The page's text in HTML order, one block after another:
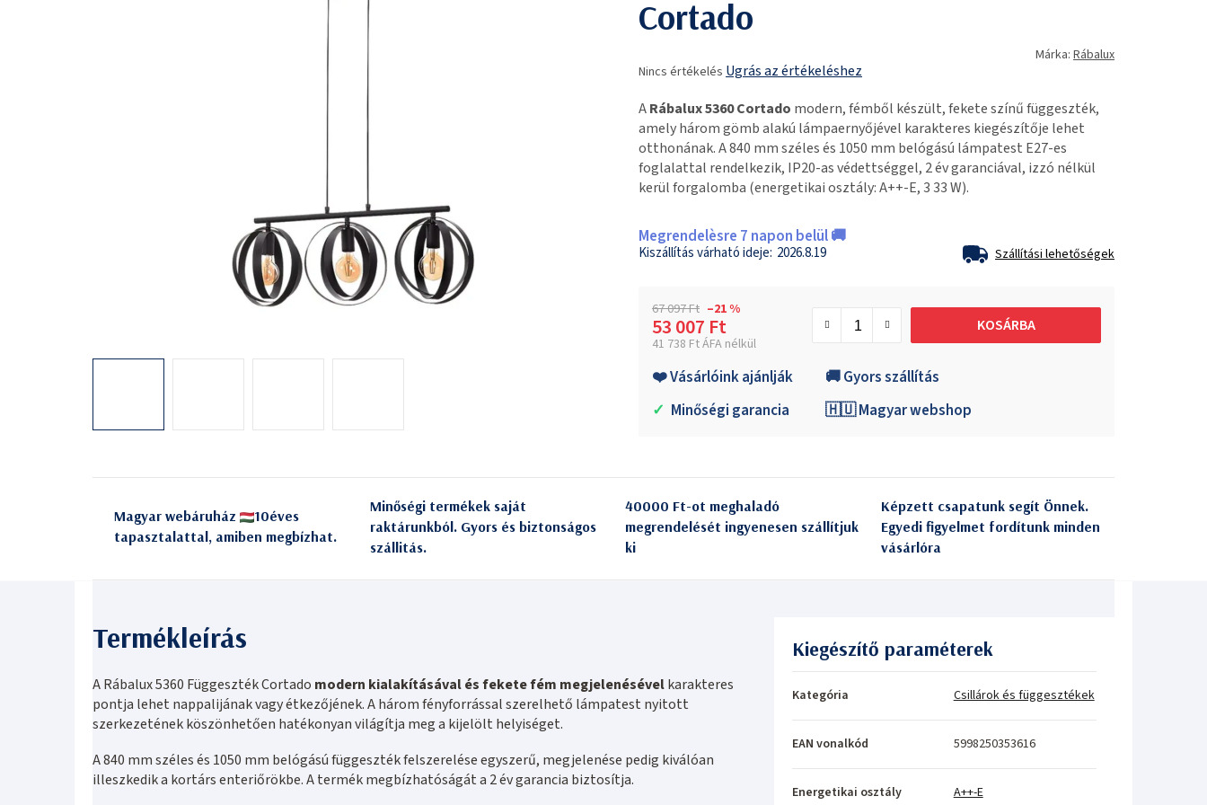
Cortado
termék
értékelése
5-
ből
0,0
csillag.
Nincs értékelés Ugrás az értékeléshez
Márka: Rábalux
ARábalux 5360 Cortado modern, fémből készült, fekete színű függeszték,
amely három gömb alakú lámpaernyőjével karakteres kiegészítője lehet
otthonának. A 840 mm széles és 1050 mm belógású lámpatest E27-es
foglalattal rendelkezik, IP20-as védettséggel, 2 év garanciával, izzó nélkül
kerül forgalomba (energetikai osztály: A++-E, 3 33 W).
Megrendelèsre 7 napon belül 🚚
2026.8.19 Szállítási lehetőségek
67 097 Ft –21 %
53 007 Ft
41 738 Ft ÁFA nélkül
KOSÁRBA
❤️ Vásárlóink ajánlják
🚚 Gyors szállítás
✓ Minőségi garancia 🇭🇺 Magyar webshop
Magyar webáruház
10éves
tapasztalattal, amiben megbízhat.
Minőségi termékek saját
raktárunkból. Gyors és biztonságos
szállitás.
40000 Ft-ot meghaladó
megrendelését ingyenesen szállítjuk
ki
Képzett csapatunk segít Önnek.
Egyedi figyelmet fordítunk minden
vásárlóra
A Rábalux 5360 Függeszték Cortado modern kialakításával és fekete fém megjelenésévelkarakteres
pontja lehet nappalijának vagy étkezőjének. A három fényforrással szerelhető lámpatest nyitott
szerkezetének köszönhetően hatékonyan világítja meg a kijelölt helyiséget.
A 840 mm széles és 1050 mm belógású függeszték felszerelése egyszerű, megjelenése pedig kiválóan
illeszkedik a kortárs enteriőrökbe. A termék megbízhatóságát a 2 év garancia biztosítja.
Kiegészítő paraméterek
Kategória Csillárok és függesztékek
EAN vonalkód 5998250353616
Energetikai osztály A++-E